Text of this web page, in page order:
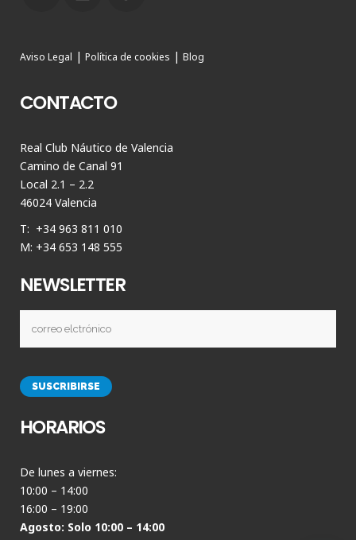
Aviso Legal | Política de cookies | Blog
CONTACTO
Real Club Náutico de Valencia
Camino de Canal 91
Local 2.1 – 2.2
46024 Valencia
T: +34 963 811 010
M: +34 653 148 555
NEWSLETTER
HORARIOS
De lunes a viernes:
10:00 – 14:00
16:00 – 19:00
Agosto: Solo 10:00 – 14:00